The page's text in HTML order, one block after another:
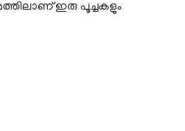
ഇരു പൂച്ചകളും